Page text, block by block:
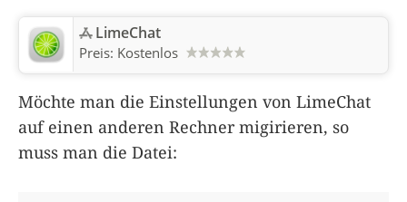
LimeChat
Preis: Kostenlos
Möchte man die Einstellungen von LimeChat
auf einen anderen Rechner migirieren, so
muss man die Datei: